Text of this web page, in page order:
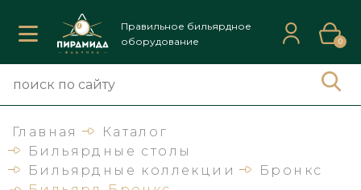
Правильное бильярдное
оборудование
0
Главная
Каталог
Бильярдные столы
Бильярдные коллекции
Бронкс